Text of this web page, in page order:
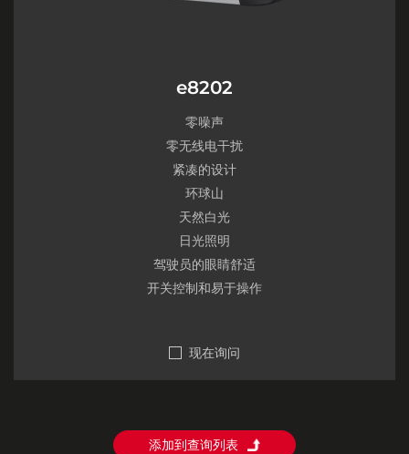
e8202
零噪声
零无线电干扰
紧凑的设计
环球山
天然白光
日光照明
驾驶员的眼睛舒适
开关控制和易于操作
现在询问
添加到查询列表